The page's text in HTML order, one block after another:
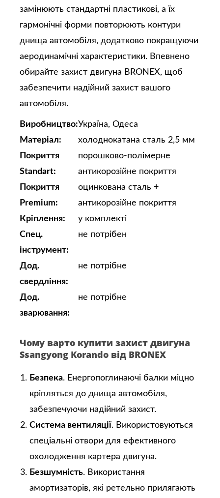
замінюють стандартні пластикові, а їх
гармонічні форми повторюють контури
днища автомобіля, додатково покращуючи
аеродинамічні характеристики. Впевнено
обирайте захист двигуна BRONEX, щоб
забезпечити надійний захист вашого
автомобіля.
Виробництво:Україна, Одеса
Матеріал:
холоднокатана сталь 2,5 мм
Покриття
Standart:
порошково-полімерне
антикорозійне покриття
Покриття
Premium:
оцинкована сталь +
антикорозійне покриття
Кріплення:
у комплекті
Спец.
інструмент:
не потрібен
Дод.
свердління:
не потрібне
Дод.
зварювання:
не потрібне
Чому варто купити захист двигуна
Ssangyong Korando від BRONEX
Безпека. Енергопоглинаючі балки міцно
кріпляться до днища автомобіля,
забезпечуючи надійний захист.
Система вентиляції. Використовуються
спеціальні отвори для ефективного
охолодження картера двигуна.
Безшумність. Використання
амортизаторів, які ретельно прилягають